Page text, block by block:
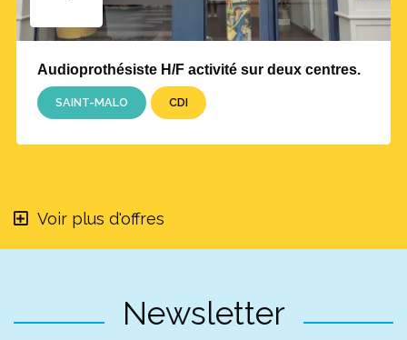
Audioprothésiste H/F activité sur deux centres.
SAINT-MALO CDI
Voir plus d'offres
Newsletter